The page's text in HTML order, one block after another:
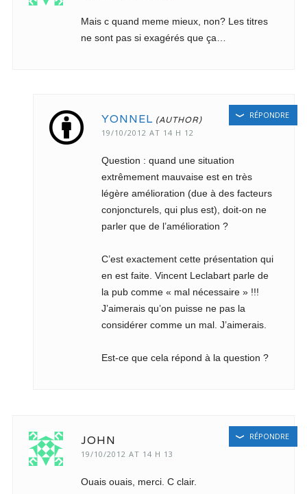
Mais c quand meme mieux, non? Les titres
ne sont pas si exagérés que ça…
YONNEL
19/10/2012 AT 14 H 12
Question : quand une situation
extrêmement mauvaise est en très
légère amélioration (due à des facteurs
conjoncturels, qui plus est), doit-on ne
parler que de l’amélioration ?
C’est exactement cette présentation qui
en est faite. Vincent Leclabart parle de
la pub comme « mal nécessaire » !!!
J’aimerais qu’on puisse ne pas la
considérer comme un mal. J’aimerais.
Est-ce que cela répond à la question ?
RÉPONDRE
JOHN
19/10/2012 AT 14 H 13
Ouais ouais, merci. C clair.
RÉPONDRE